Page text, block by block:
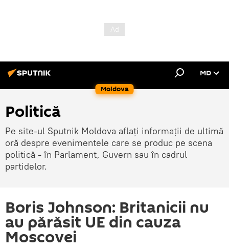
Moldova
MD
Politică
Pe site-ul Sputnik Moldova aflați informații de ultimă
oră despre evenimentele care se produc pe scena
politică - în Parlament, Guvern sau în cadrul
partidelor.
Boris Johnson: Britanicii nu
au părăsit UE din cauza
Moscovei